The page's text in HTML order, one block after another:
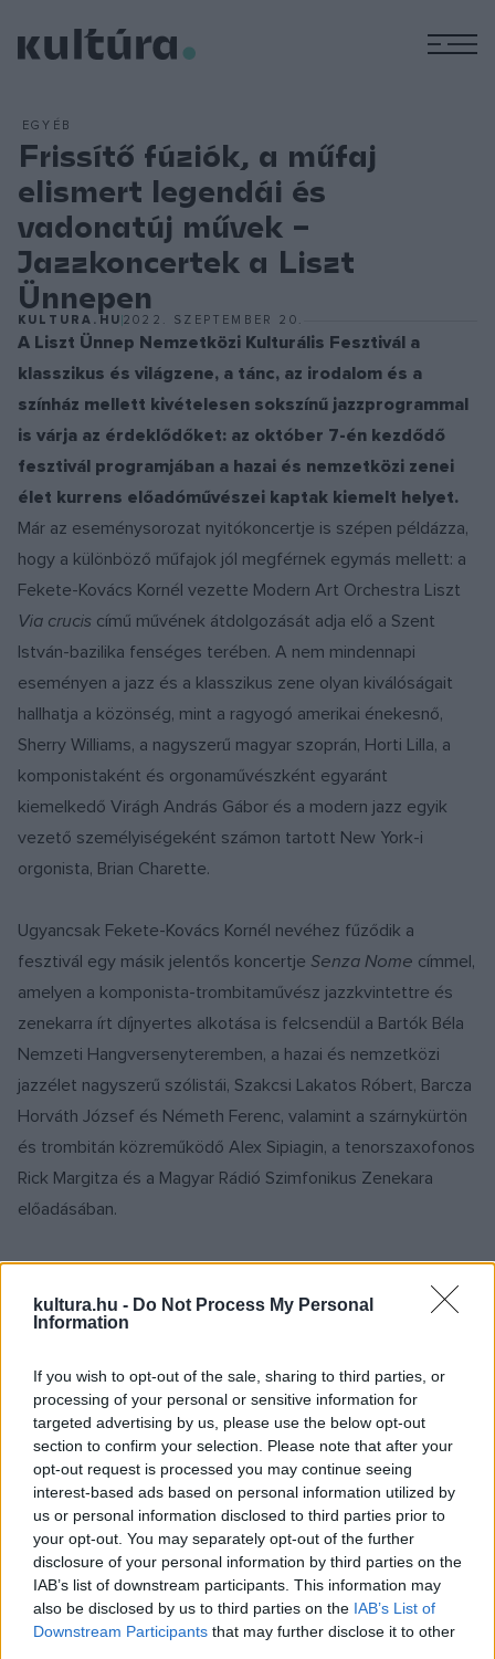
kultura.hu - Do Not Process My Personal
Information
If you wish to opt-out of the sale, sharing to third parties, or
processing of your personal or sensitive information for
targeted advertising by us, please use the below opt-out
section to confirm your selection. Please note that after your
opt-out request is processed you may continue seeing
interest-based ads based on personal information utilized by
us or personal information disclosed to third parties prior to
your opt-out. You may separately opt-out of the further
disclosure of your personal information by third parties on the
IAB’s list of downstream participants. This information may
also be disclosed by us to third parties on the IAB’s List of
Downstream Participants that may further disclose it to other
EGYÉB
Frissítő fúziók, a műfaj
elismert legendái és
vadonatúj művek –
Jazzkoncertek a Liszt
Ünnepen
KULTURA.HU 2022. SZEPTEMBER 20.
A Liszt Ünnep Nemzetközi Kulturális Fesztivál a
klasszikus és világzene, a tánc, az irodalom és a
színház mellett kivételesen sokszínű jazzprogrammal
is várja az érdeklődőket: az október 7-én kezdődő
fesztivál programjában a hazai és nemzetközi zenei
élet kurrens előadóművészei kaptak kiemelt helyet.
Már az eseménysorozat nyitókoncertje is szépen példázza,
hogy a különböző műfajok jól megférnek egymás mellett: a
Fekete-Kovács Kornél vezette Modern Art Orchestra Liszt
Via crucis című művének átdolgozását adja elő a Szent
István-bazilika fenséges terében. A nem mindennapi
eseményen a jazz és a klasszikus zene olyan kiválóságait
hallhatja a közönség, mint a ragyogó amerikai énekesnő,
Sherry Williams, a nagyszerű magyar szoprán, Horti Lilla, a
komponistaként és orgonaművészként egyaránt
kiemelkedő Virágh András Gábor és a modern jazz egyik
vezető személyiségeként számon tartott New York-i
orgonista, Brian Charette.
Ugyancsak Fekete-Kovács Kornél nevéhez fűződik a
fesztivál egy másik jelentős koncertje Senza Nome címmel,
amelyen a komponista-trombitaművész jazzkvintettre és
zenekarra írt díjnyertes alkotása is felcsendül a Bartók Béla
Nemzeti Hangversenyteremben, a hazai és nemzetközi
jazzélet nagyszerű szólistái, Szakcsi Lakatos Róbert, Barcza
Horváth József és Németh Ferenc, valamint a szárnykürtön
és trombitán közreműködő Alex Sipiagin, a tenorszaxofonos
Rick Margitza és a Magyar Rádió Szimfonikus Zenekara
előadásában.
A fesztivál unikális fúziós produkcióinak sorát gazdagítja a
flamand–szintó Tcha Limberger és ifj. Sárközi Lajos
koncertje a Magyar Zene Házában, amely a tradicionális
Django Reinhardt világához. A fellépők nem kevesebbre
vállalkoznak, mint hogy a kalotaszegi muzsika és a
manouche jazz közös univerzumába kalauzolják a
közönséget.
A Jazzical Trio a világhírű szopránnal, Miklósa Erikával készül
rendhagyó dalprogramra: bár műsoruk gerincét
megkerülhetetlen magyar zeneszerzőink – Liszt, Kodály,
Bartók – népdalfeldolgozásai és a négyszeres Oscar-díjas